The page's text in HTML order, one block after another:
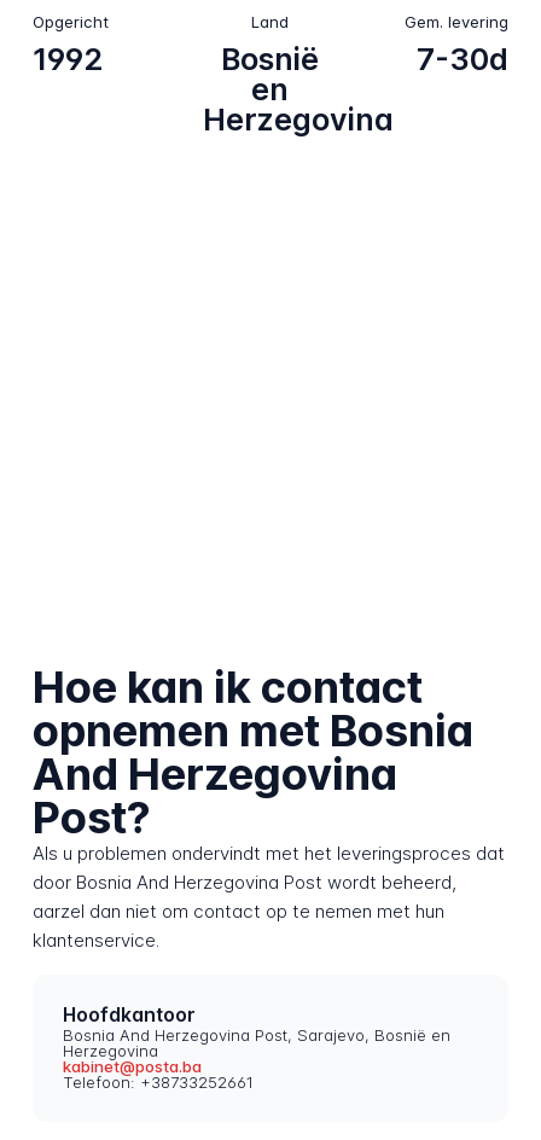
Opgericht
1992
Land
Bosnië
en
Herzegovina
Gem. levering
7-30d
Hoe kan ik contact
opnemen met Bosnia
And Herzegovina
Post?
Als u problemen ondervindt met het leveringsproces dat
door Bosnia And Herzegovina Post wordt beheerd,
aarzel dan niet om contact op te nemen met hun
klantenservice.
Hoofdkantoor
Bosnia And Herzegovina Post, Sarajevo, Bosnië en
Herzegovina
kabinet@posta.ba
Telefoon: +38733252661